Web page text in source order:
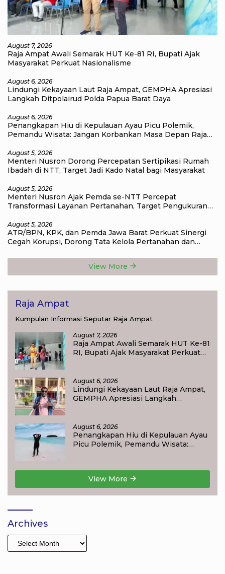
August 7, 2026
Raja Ampat Awali Semarak HUT Ke-81 RI, Bupati Ajak
Masyarakat Perkuat Nasionalisme
August 6, 2026
Lindungi Kekayaan Laut Raja Ampat, GEMPHA Apresiasi
Langkah Ditpolairud Polda Papua Barat Daya
August 6, 2026
Penangkapan Hiu di Kepulauan Ayau Picu Polemik,
Pemandu Wisata: Jangan Korbankan Masa Depan Raja
August 5, 2026
Menteri Nusron Dorong Percepatan Sertipikasi Rumah
Ibadah di NTT, Target Jadi Kado Natal bagi Masyarakat
August 5, 2026
Menteri Nusron Ajak Pemda se-NTT Percepat
Transformasi Layanan Pertanahan, Target Pengukuran
August 5, 2026
ATR/BPN, KPK, dan Pemda Jawa Barat Perkuat Sinergi
Cegah Korupsi, Dorong Tata Kelola Pertanahan dan
View More
Raja Ampat
Kumpulan Informasi Seputar Raja Ampat
August 7, 2026
Raja Ampat Awali Semarak HUT Ke-81
RI, Bupati Ajak Masyarakat Perkuat
August 6, 2026
Lindungi Kekayaan Laut Raja Ampat,
GEMPHA Apresiasi Langkah
August 6, 2026
Penangkapan Hiu di Kepulauan Ayau
Picu Polemik, Pemandu Wisata:
View More
Archives
Archives